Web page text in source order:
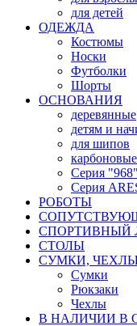
для детей
ОДЕЖДА
Костюмы
Носки
Футболки
Шорты
ОСНОВАНИЯ
деревянные
детям и
для шипов
карбоновые
Серия "968"
Серия
РОБОТЫ
СПОРТИВНЫЙ
СТОЛЫ
СУМКИ,
Сумки
Рюкзаки
Чехлы
В НАЛИЧИИ В